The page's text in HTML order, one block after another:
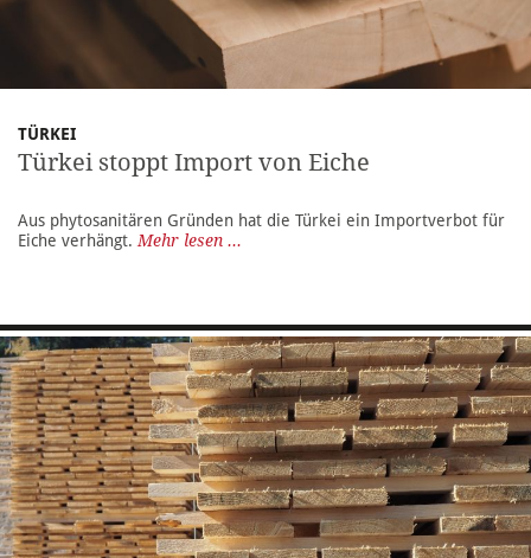
TÜRKEI
Türkei stoppt Import von Eiche
Aus phytosanitären Gründen hat die Türkei ein Importverbot für
Eiche verhängt. Mehr lesen ...